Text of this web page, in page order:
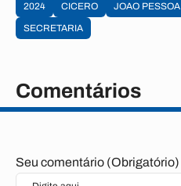
2024 CICERO JOAO PESSOA
SECRETARIA
Comentários
Seu comentário (Obrigatório)